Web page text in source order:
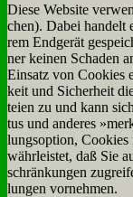
Die­se Web­site
chen). Da­bei han­delt
rem End­ge­rät
ner kei­nen Scha­den
Ein­satz von Coo­kies
keit und Si­cher­heit
tei­en zu und kann
tus und an­de­res
lungs­op­ti­on,
währ­lei­stet, daß Sie
schrän­kun­gen
lun­gen vor­neh­men.